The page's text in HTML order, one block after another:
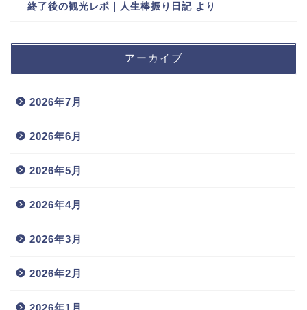
終了後の観光レポ｜人生棒振り日記 より
アーカイブ
2026年7月
2026年6月
2026年5月
2026年4月
2026年3月
2026年2月
2026年1月